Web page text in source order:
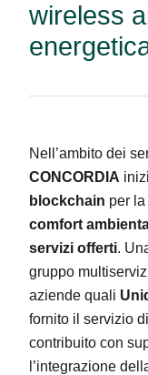
wireless
Nell’ambito dei
CONCORDIA
blockchain per la
comfort
servizi offerti.
gruppo
aziende quali
fornito il servizio
contribuito con
l’integrazione